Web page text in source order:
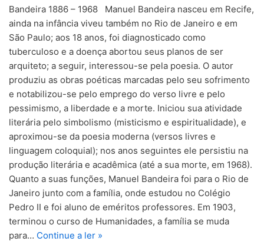
Bandeira 1886 – 1968 Manuel Bandeira nasceu em Recife,
ainda na infância viveu também no Rio de Janeiro e em
São Paulo; aos 18 anos, foi diagnosticado como
tuberculoso e a doença abortou seus planos de ser
arquiteto; a seguir, interessou-se pela poesia. O autor
produziu as obras poéticas marcadas pelo seu sofrimento
e notabilizou-se pelo emprego do verso livre e pelo
pessimismo, a liberdade e a morte. Iniciou sua atividade
literária pelo simbolismo (misticismo e espiritualidade), e
aproximou-se da poesia moderna (versos livres e
linguagem coloquial); nos anos seguintes ele persistiu na
produção literária e acadêmica (até a sua morte, em 1968).
Quanto a suas funções, Manuel Bandeira foi para o Rio de
Janeiro junto com a família, onde estudou no Colégio
Pedro II e foi aluno de eméritos professores. Em 1903,
terminou o curso de Humanidades, a família se muda
para… Continue a ler »